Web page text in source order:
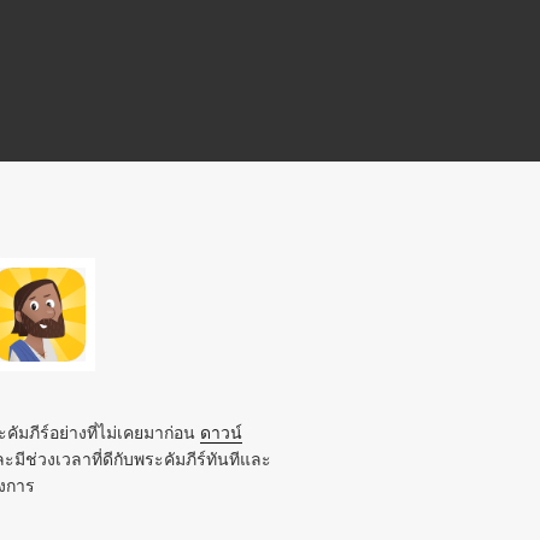
มภีร์อย่างที่ไม่เคยมาก่อน ดาวน์
ะมีช่วงเวลาที่ดีกับพระคัมภีร์ทันทีและ
าร